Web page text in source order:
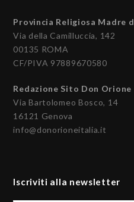
Provincia Religiosa Madre
Via della Camilluccia, 142
00135 ROMA
CF/PIVA 97889670580
Redazione Sito Don
Via Bartolomeo Bosco, 14
16121 Genova
info@donorioneitalia.it
Iscriviti alla newsletter